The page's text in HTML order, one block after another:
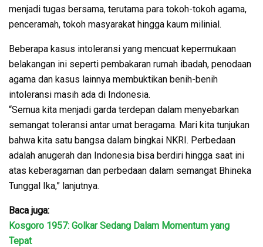
menjadi tugas bersama, terutama para tokoh-tokoh agama,
penceramah, tokoh masyarakat hingga kaum milinial.
Beberapa kasus intoleransi yang mencuat kepermukaan
belakangan ini seperti pembakaran rumah ibadah, penodaan
agama dan kasus lainnya membuktikan benih-benih
intoleransi masih ada di Indonesia.
“Semua kita menjadi garda terdepan dalam menyebarkan
semangat toleransi antar umat beragama. Mari kita tunjukan
bahwa kita satu bangsa dalam bingkai NKRI. Perbedaan
adalah anugerah dan Indonesia bisa berdiri hingga saat ini
atas keberagaman dan perbedaan dalam semangat Bhineka
Tunggal Ika,” lanjutnya.
Baca juga:
Kosgoro 1957: Golkar Sedang Dalam Momentum yang
Tepat